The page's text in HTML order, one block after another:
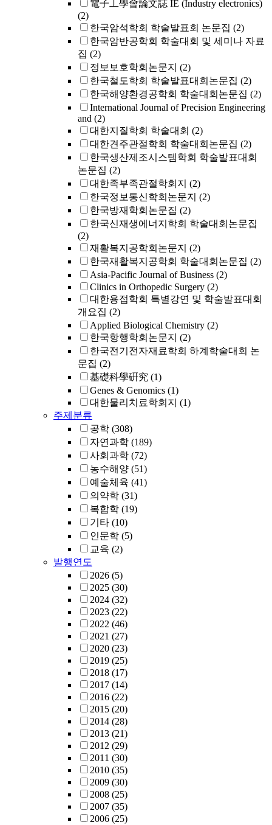
電子工學會論文誌 IE (Industry electronics)
(2)
한국암석학회 학술발표회 논문집 (2)
한국암반공학회 학술대회 및 세미나 자료
집 (2)
정보보호학회논문지 (2)
한국철도학회 학술발표대회논문집 (2)
한국해양환경공학회 학술대회논문집 (2)
International Journal of Precision Engineering
and (2)
대한지질학회 학술대회 (2)
대한견주관절학회 학술대회논문집 (2)
한국생산제조시스템학회 학술발표대회
논문집 (2)
대한족부족관절학회지 (2)
한국정보통신학회논문지 (2)
한국방재학회논문집 (2)
한국신재생에너지학회 학술대회논문집
(2)
재활복지공학회논문지 (2)
한국재활복지공학회 학술대회논문집 (2)
Asia-Pacific Journal of Business (2)
Clinics in Orthopedic Surgery (2)
대한용접학회 특별강연 및 학술발표대회
개요집 (2)
Applied Biological Chemistry (2)
한국항행학회논문지 (2)
한국전기전자재료학회 하계학술대회 논
문집 (2)
基礎科學硏究 (1)
Genes & Genomics (1)
대한물리치료학회지 (1)
주제분류
공학 (308)
자연과학 (189)
사회과학 (72)
농수해양 (51)
예술체육 (41)
의약학 (31)
복합학 (19)
기타 (10)
인문학 (5)
교육 (2)
발행연도
2026 (5)
2025 (30)
2024 (32)
2023 (22)
2022 (46)
2021 (27)
2020 (23)
2019 (25)
2018 (17)
2017 (14)
2016 (22)
2015 (20)
2014 (28)
2013 (21)
2012 (29)
2011 (30)
2010 (35)
2009 (30)
2008 (25)
2007 (35)
2006 (25)